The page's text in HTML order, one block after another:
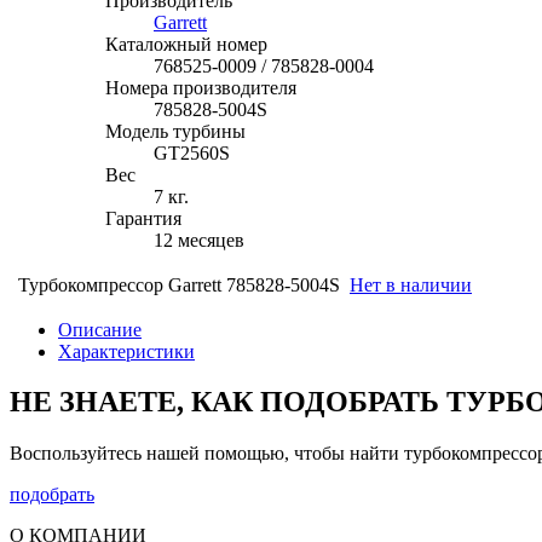
Garrett
Каталожный номер
768525-0009 / 785828-0004
Номера производителя
785828-5004S
Модель турбины
GT2560S
Вес
7 кг.
Гарантия
12 месяцев
Турбокомпрессор Garrett 785828-5004S Нет в наличии
Описание
Характеристики
НЕ ЗНАЕТЕ, КАК ПОДОБРАТЬ
Воспользуйтесь нашей помощью, чтобы найти
подобрать
О КОМПАНИИ